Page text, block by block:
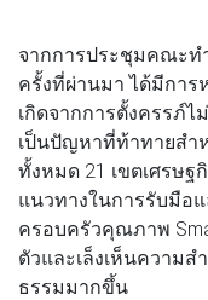
จากการประชุมคณะท
ครั้งที่ผ่านมา ได้มีการ
เกิดจากการตั้งครรภ์ไ
เป็นปัญหาที่ท้าทายสำห
ทั้งหมด 21 เขตเศรษ
แนวทางในการรับมือ
ครอบครัวคุณภาพ
ตัวและเล็งเห็นความ
ธรรมมากขึ้น